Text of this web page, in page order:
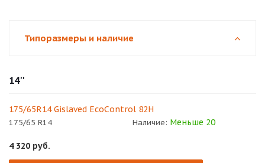
Типоразмеры и наличие
14''
175/65R14 Gislaved EcoControl 82H
175/65 R14 Наличие: Меньше 20
4 320 руб.